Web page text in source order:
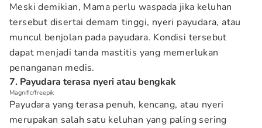
Meski demikian, Mama perlu waspada jika keluhan
tersebut disertai demam tinggi, nyeri payudara, atau
muncul benjolan pada payudara. Kondisi tersebut
dapat menjadi tanda mastitis yang memerlukan
penanganan medis.
7. Payudara terasa nyeri atau bengkak
Magnific/freepik
Payudara yang terasa penuh, kencang, atau nyeri
merupakan salah satu keluhan yang paling sering